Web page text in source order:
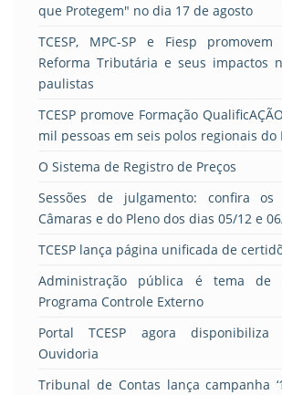
que Protegem" no dia 17 de agosto
TCESP, MPC-SP e Fiesp
Reforma Tributária e seus impactos
paulistas
TCESP promove Formação
mil pessoas em seis polos regionais do
O Sistema de Registro de Preços
Sessões de julgamento: confira os
Câmaras e do Pleno dos dias 05/12 e
TCESP lança página unificada de
Administração pública é tema de
Programa Controle Externo
Portal TCESP agora
Ouvidoria
Tribunal de Contas lança campanha